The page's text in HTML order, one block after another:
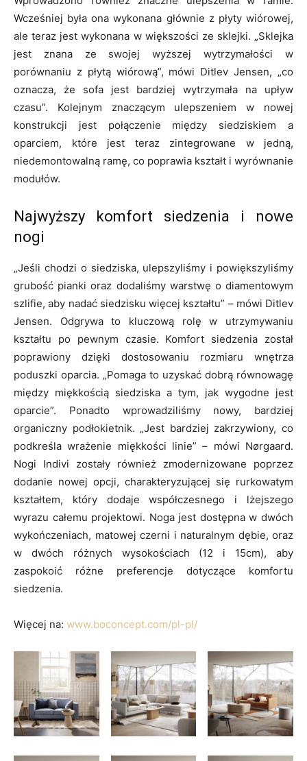
Wcześniej była ona wykonana głównie z płyty wiórowej,
ale teraz jest wykonana w większości ze sklejki. „Sklejka
jest znana ze swojej wyższej wytrzymałości w
porównaniu z płytą wiórową”, mówi Ditlev Jensen, „co
oznacza, że sofa jest bardziej wytrzymała na upływ
czasu”. Kolejnym znaczącym ulepszeniem w nowej
konstrukcji jest połączenie między siedziskiem a
oparciem, które jest teraz zintegrowane w jedną,
niedemontowalną ramę, co poprawia kształt i wyrównanie
modułów.
Najwyższy komfort siedzenia i nowe
nogi
„Jeśli chodzi o siedziska, ulepszyliśmy i powiększyliśmy
grubość pianki oraz dodaliśmy warstwę o diamentowym
szlifie, aby nadać siedzisku więcej kształtu” – mówi Ditlev
Jensen. Odgrywa to kluczową rolę w utrzymywaniu
kształtu po pewnym czasie. Komfort siedzenia został
poprawiony dzięki dostosowaniu rozmiaru wnętrza
poduszki oparcia. „Pomaga to uzyskać dobrą równowagę
między miękkością siedziska a tym, jak wygodne jest
oparcie”. Ponadto wprowadziliśmy nowy, bardziej
organiczny podłokietnik. „Jest bardziej zakrzywiony, co
podkreśla wrażenie miękkości linie” – mówi Nørgaard.
Nogi Indivi zostały również zmodernizowane poprzez
dodanie nowej opcji, charakteryzującej się rurkowatym
kształtem, który dodaje współczesnego i lżejszego
wyrazu całemu projektowi. Noga jest dostępna w dwóch
wykończeniach, matowej czerni i naturalnym dębie, oraz
w dwóch różnych wysokościach (12 i 15cm), aby
zaspokoić różne preferencje dotyczące komfortu
siedzenia.
Więcej na: www.boconcept.com/pl-pl/